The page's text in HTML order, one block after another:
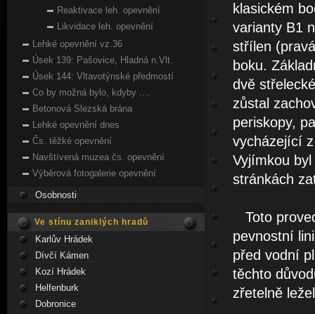
Reaktivace leh. opevnění
Likvidace leh. opevnění
Lehké opevnění vz.36
Úsek 139: Pašovice, Hladná n.Vlt.
Úsek 144: Vltavotýnské předmostí
Co by možná bylo, kdyby ....
Betonová Slezská brána
Lehké opevnění dnes
Čs. těžké opevnění
Navštívená muzea čs. opevnění
Výběrová fotogalerie opevnění
Osobnosti
Ve stínu zaniklých hradů
Karlův Hrádek
Dívčí Kámen
Kozí Hrádek
Helfenburk
Dobronice
klasickém
varianty B1
střílen
boku.
dvě
zůstal
periskopy,
vycházející
Vyjímkou
stránkách
Toto
pevnostní
před vodní
těchto
zřetelně